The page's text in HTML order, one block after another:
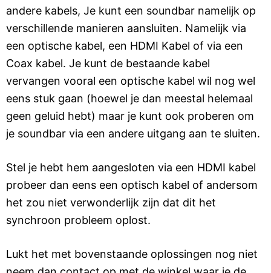
andere kabels, Je kunt een soundbar namelijk op
verschillende manieren aansluiten. Namelijk via
een optische kabel, een HDMI Kabel of via een
Coax kabel. Je kunt de bestaande kabel
vervangen vooral een optische kabel wil nog wel
eens stuk gaan (hoewel je dan meestal helemaal
geen geluid hebt) maar je kunt ook proberen om
je soundbar via een andere uitgang aan te sluiten.
Stel je hebt hem aangesloten via een HDMI kabel
probeer dan eens een optisch kabel of andersom
het zou niet verwonderlijk zijn dat dit het
synchroon probleem oplost.
Lukt het met bovenstaande oplossingen nog niet